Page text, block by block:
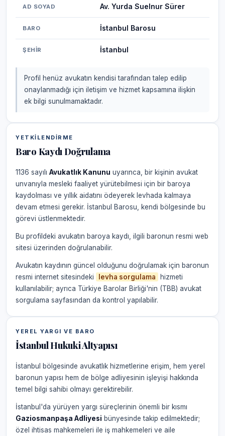
AD SOYAD Av. Yurda Suelnur Sürer
BARO İstanbul Barosu
ŞEHIR İstanbul
Profil henüz avukatın kendisi tarafından talep edilip
onaylanmadığı için iletişim ve hizmet kapsamına ilişkin
ek bilgi sunulmamaktadır.
YETKILENDIRME
Baro Kaydı Doğrulama
1136 sayılı Avukatlık Kanunu uyarınca, bir kişinin avukat
unvanıyla mesleki faaliyet yürütebilmesi için bir baroya
kaydolması ve yıllık aidatını ödeyerek levhada kalmaya
devam etmesi gerekir. İstanbul Barosu, kendi bölgesinde bu
görevi üstlenmektedir.
Bu profildeki avukatın baroya kaydı, ilgili baronun resmi web
sitesi üzerinden doğrulanabilir.
Avukatın kaydının güncel olduğunu doğrulamak için baronun
resmi internet sitesindeki
levha sorgulama
hizmeti
kullanılabilir; ayrıca Türkiye Barolar Birliği'nin (TBB) avukat
sorgulama sayfasından da kontrol yapılabilir.
YEREL YARGI VE BARO
İstanbul Hukuki Altyapısı
İstanbul bölgesinde avukatlık hizmetlerine erişim, hem yerel
baronun yapısı hem de bölge adliyesinin işleyişi hakkında
temel bilgi sahibi olmayı gerektirebilir.
İstanbul'da yürüyen yargı süreçlerinin önemli bir kısmı
Gaziosmanpaşa Adliyesi bünyesinde takip edilmektedir;
özel ihtisas mahkemeleri ile iş mahkemeleri ve aile